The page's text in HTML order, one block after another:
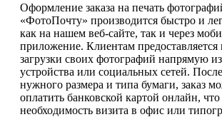
Оформление заказа на печать
«ФотоПочту» производится быстро и
как на нашем веб-сайте, так и через
приложение. Клиентам предоставляется
загрузки своих фотографий напрямую
устройства или социальных сетей.
нужного размера и типа бумаги, заказ
оплатить банковской картой онлайн,
необходимость визита в офис или